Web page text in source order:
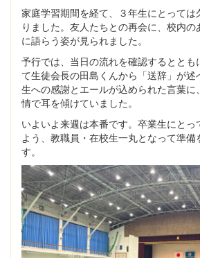
家庭学習期間を経て、３年生にとっては
りました。友人たちとの再会に、校内の
に語らう姿が見られました。
予行では、当日の流れを確認するととも
て生徒会長の田島くんから「送辞」が
生への感謝とエールが込められた言葉に
情で耳を傾けていました。
いよいよ来週は本番です。卒業生にとっ
よう、教職員・在校生一丸となって準備
す。